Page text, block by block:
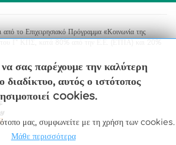
από το Επιχειρησιακό Πρόγραμμα «Κοινωνία της
σας παρέχουμε την καλύτερη
διαδίκτυο, αυτός ο ιστότοπος
cookies.
μας, συμφωνείτε με τη χρήση των cookies.
Μάθε περισσότερα